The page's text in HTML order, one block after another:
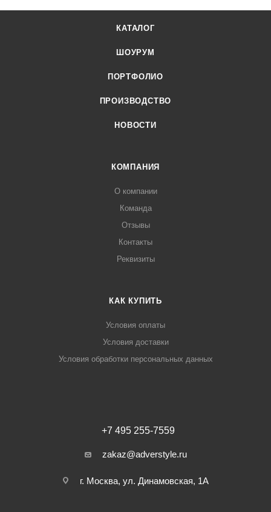
КАТАЛОГ
ШОУРУМ
ПОРТФОЛИО
ПРОИЗВОДСТВО
НОВОСТИ
КОМПАНИЯ
О компании
Команда
Отзывы
Контакты
Реквизиты
КАК КУПИТЬ
Условия оплаты
Условия доставки
Условия обработки персональных данных
+7 495 255-7559
zakaz@adverstyle.ru
г. Москва, ул. Динамовская, 1А